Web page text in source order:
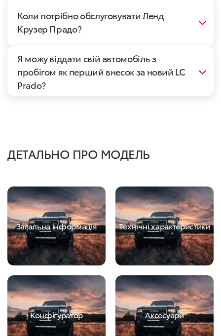
Коли потрібно обслуговувати Ленд
Крузер Прадо?
Я можу віддати свій автомобіль з
пробігом як перший внесок за новий LC
Prado?
ДЕТАЛЬНО ПРО МОДЕЛЬ
Загальна інформація Технічні характеристики
Конфігуратор Аксесуари